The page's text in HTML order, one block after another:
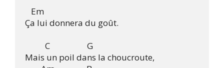
   Em
Ça lui donnera du goût.
Mais un poil dans la choucroute,